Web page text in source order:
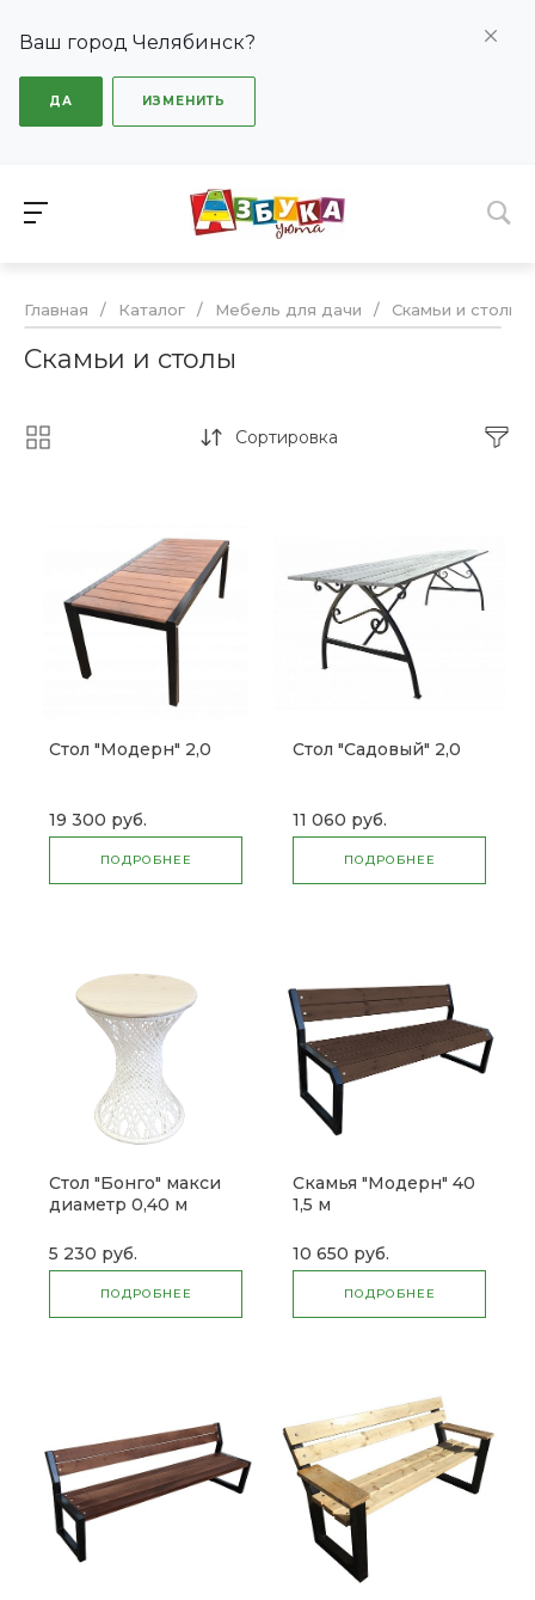
Ваш город Челябинск?
ДА ИЗМЕНИТЬ
Главная / Каталог / Мебель для дачи / Скамьи и столы
Скамьи и столы
Сортировка
Стол "Модерн" 2,0
19 300 руб.
ПОДРОБНЕЕ
Стол "Садовый" 2,0
11 060 руб.
ПОДРОБНЕЕ
Стол "Бонго" макси
диаметр 0,40 м
5 230 руб.
ПОДРОБНЕЕ
Скамья "Модерн" 40
1,5 м
10 650 руб.
ПОДРОБНЕЕ